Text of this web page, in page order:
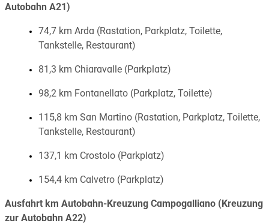
Autobahn A21)
74,7 km Arda (Rastation, Parkplatz, Toilette,
Tankstelle, Restaurant)
81,3 km Chiaravalle (Parkplatz)
98,2 km Fontanellato (Parkplatz, Toilette)
115,8 km San Martino (Rastation, Parkplatz, Toilette,
Tankstelle, Restaurant)
137,1 km Crostolo (Parkplatz)
154,4 km Calvetro (Parkplatz)
Ausfahrt km Autobahn-Kreuzung Campogalliano (Kreuzung
zur Autobahn A22)